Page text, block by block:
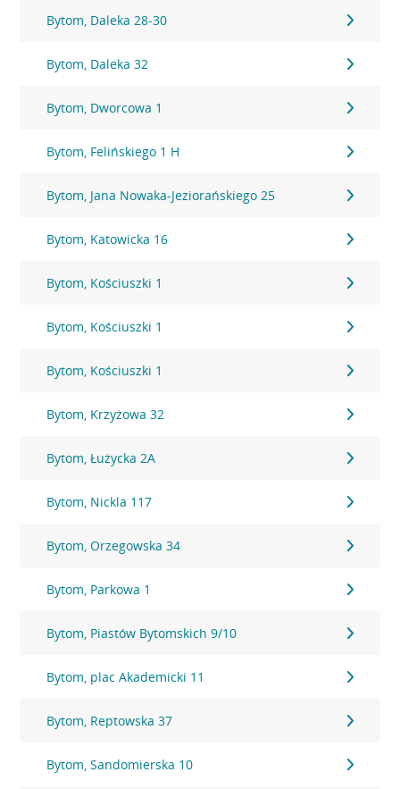
Bytom, Daleka 28-30
Bytom, Daleka 32
Bytom, Dworcowa 1
Bytom, Felińskiego 1 H
Bytom, Jana Nowaka-Jeziorańskiego 25
Bytom, Katowicka 16
Bytom, Kościuszki 1
Bytom, Kościuszki 1
Bytom, Kościuszki 1
Bytom, Krzyżowa 32
Bytom, Łużycka 2A
Bytom, Nickla 117
Bytom, Orzegowska 34
Bytom, Parkowa 1
Bytom, Piastów Bytomskich 9/10
Bytom, plac Akademicki 11
Bytom, Reptowska 37
Bytom, Sandomierska 10